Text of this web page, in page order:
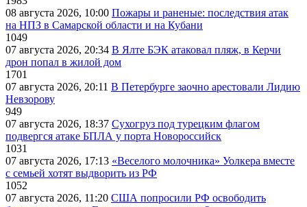
08 августа 2026, 10:00 Пожары и раненые: последствия атак
на НПЗ в Самарской области и на Кубани
1049
07 августа 2026, 20:34 В Ялте БЭК атаковал пляж, в Керчи
дрон попал в жилой дом
1701
07 августа 2026, 20:11 В Петербурге заочно арестовали Лидию
Невзорову
949
07 августа 2026, 18:37 Сухогруз под турецким флагом
подвергся атаке БПЛА у порта Новороссийск
1031
07 августа 2026, 17:13 «Веселого молочника» Уолкера вместе
с семьей хотят выдворить из РФ
1052
07 августа 2026, 11:20 США попросили РФ освободить